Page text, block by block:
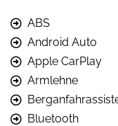
ABS
Android Auto
Apple CarPlay
Armlehne
Bluetooth